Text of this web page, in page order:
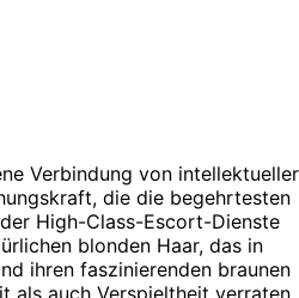
Verbindung von intellektueller
die die begehrtesten
High-Class-Escort-Dienste
blonden Haar, das in
ihren faszinierenden braunen
als auch Verspieltheit verraten,